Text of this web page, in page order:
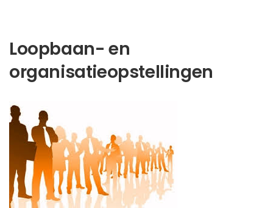
Loopbaan- en
organisatieopstellingen